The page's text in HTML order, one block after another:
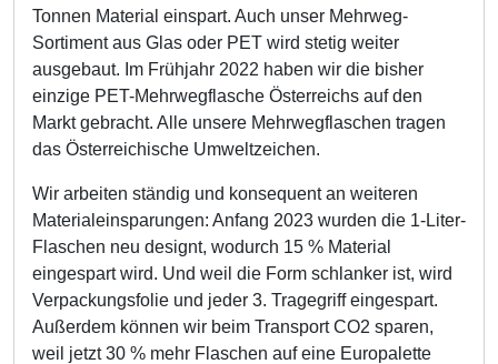
Tonnen Material einspart. Auch unser Mehrweg-
Sortiment aus Glas oder PET wird stetig weiter
ausgebaut. Im Frühjahr 2022 haben wir die bisher
einzige PET-Mehrwegflasche Österreichs auf den
Markt gebracht. Alle unsere Mehrwegflaschen tragen
das Österreichische Umweltzeichen.
Wir arbeiten ständig und konsequent an weiteren
Materialeinsparungen: Anfang 2023 wurden die 1-Liter-
Flaschen neu designt, wodurch 15 % Material
eingespart wird. Und weil die Form schlanker ist, wird
Verpackungsfolie und jeder 3. Tragegriff eingespart.
Außerdem können wir beim Transport CO2 sparen,
weil jetzt 30 % mehr Flaschen auf eine Europalette